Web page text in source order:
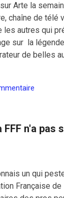
mécontentement
Malgré tout,
la peine de
il ne reste
30.000
ans de tôle,
Arte la
chaîne de télé
les autres qui
sur la
de belles
d'arrêter son
Tout jeune, ce
rapides et raflait
légales. Il
emblématiques
n'a pas
un qui
Française